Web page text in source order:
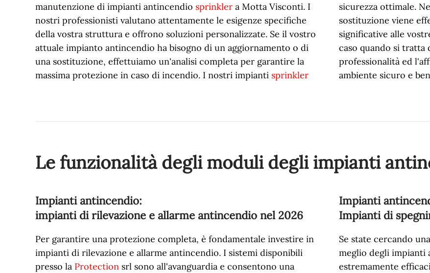
manutenzione di impianti antincendio sprinkler a Motta Visconti. I
nostri professionisti valutano attentamente le esigenze specifiche
della vostra struttura e offrono soluzioni personalizzate. Se il vostro
attuale impianto antincendio ha bisogno di un aggiornamento o di
una sostituzione, effettuiamo un'analisi completa per garantire la
massima protezione in caso di incendio. I nostri impianti sprinkler
sicurezza ottimale.
sostituzione viene
significative alle
caso quando si tratta
professionalità ed
ambiente sicuro e
Le funzionalità degli moduli degli impianti
Impianti antincendio:
impianti di rilevazione e allarme antincendio nel 2026
Per garantire una protezione completa, è fondamentale investire in
impianti di rilevazione e allarme antincendio. I sistemi disponibili
presso la Protection srl sono all'avanguardia e consentono una
Impianti
Impianti di
Se state cercando
meglio degli impianti
estremamente